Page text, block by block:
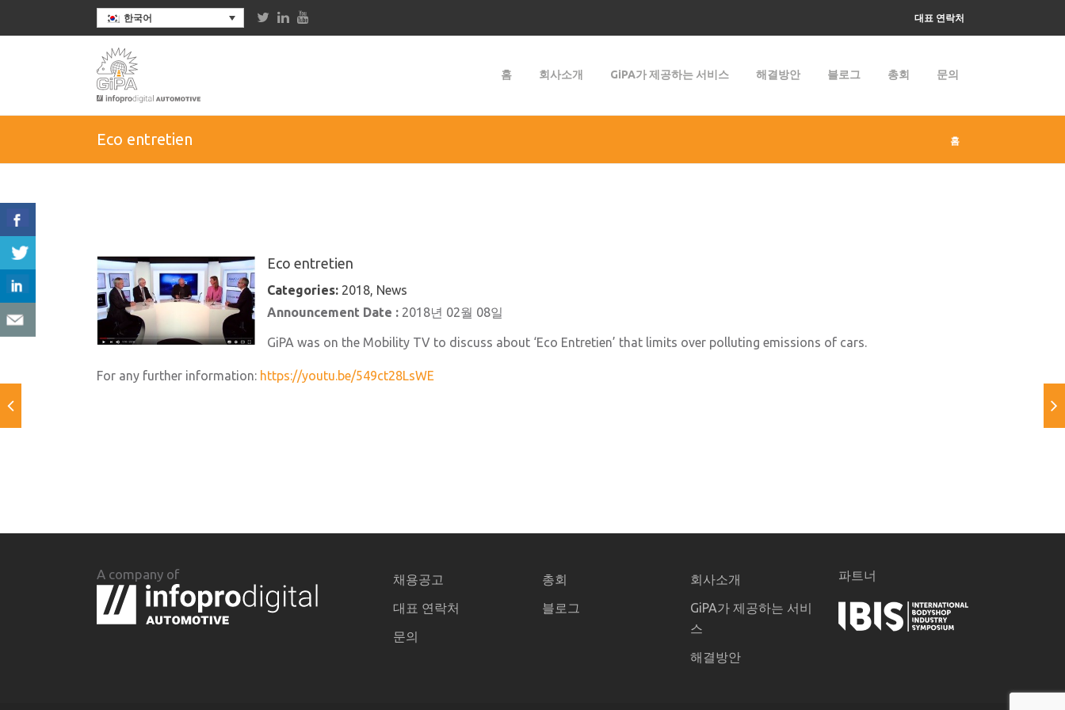
한국어 대표 연락처
홈 회사소개 GiPA가 제공하는 서비스 해결방안 블로그 총회 문의
Eco entretien 홈
Eco entretien
Categories: 2018, News
Announcement Date : 2018년 02월 08일
GiPA was on the Mobility TV to discuss about ‘Eco Entretien’ that limits over polluting emissions of cars.
For any further information: https://youtu.be/549ct28LsWE
A company of
채용공고
대표 연락처
문의
총회
블로그
회사소개
GiPA가 제공하는 서비
스
해결방안
파트너